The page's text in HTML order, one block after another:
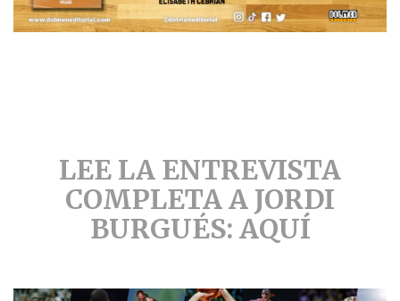
LEE LA ENTREVISTA
COMPLETA A JORDI
BURGUÉS: AQUÍ